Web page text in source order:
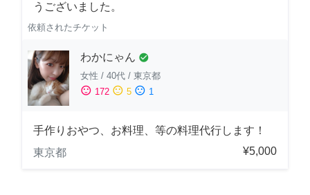
うございました。
依頼されたチケット
わかにゃん check_circle
女性 / 40代 / 東京都
sentiment_satisfied 172 sentiment_neutral 5 sentiment_dissatisfied 1
手作りおやつ、お料理、等の料理代行します！
東京都
¥5,000